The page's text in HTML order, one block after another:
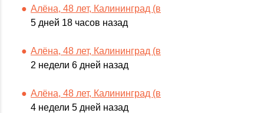
Алёна, 48 лет, Калининград (в
5 дней 18 часов назад
Алёна, 48 лет, Калининград (в
2 недели 6 дней назад
Алёна, 48 лет, Калининград (в
4 недели 5 дней назад